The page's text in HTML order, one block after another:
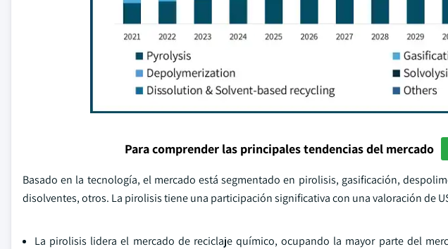
Para comprender las principales tendencias del mercado
Basado en la tecnología, el mercado está segmentado en pirolisis, gasificación,
disolventes, otros. La pirolisis tiene una participación significativa con una valoración de
La pirolisis lidera el mercado de reciclaje químico, ocupando la mayor parte del